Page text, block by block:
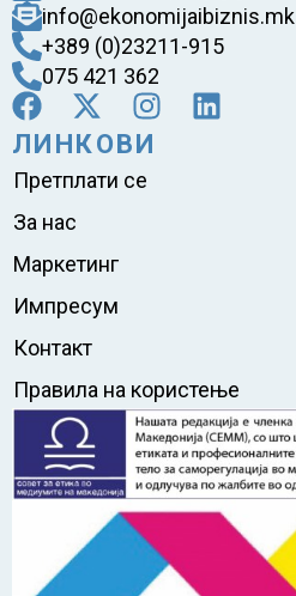
info@ekonomijaibiznis.mk
+389 (0)23211-915
075 421 362
ЛИНКОВИ
Претплати се
За нас
Маркетинг
Импресум
Контакт
Правила на користење